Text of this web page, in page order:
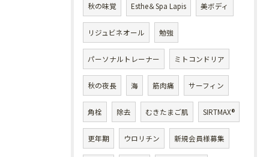
秋の味覚 Esthe＆Spa Lapis 美ボディ
リジュビネオール 勉強
パーソナルトレーナー ミトコンドリア
秋の夜長 海 筋肉痛 サーフィン
角栓 除去 むきたまご肌 SIRTMAX®
更年期 ウロリチン 新規会員様募集